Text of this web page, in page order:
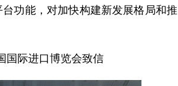
功能，对加快构建新发展格局和推
国际进口博览会致信